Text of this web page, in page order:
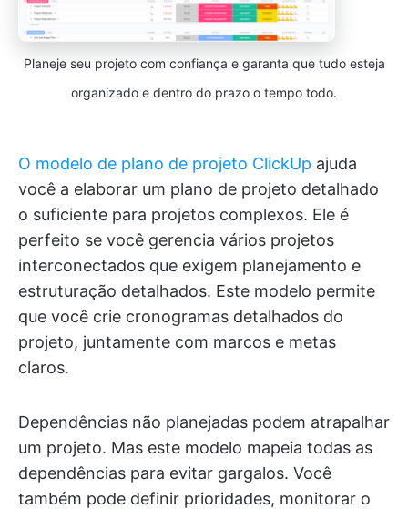
Planeje seu projeto com confiança e garanta que tudo esteja
organizado e dentro do prazo o tempo todo.
O modelo de plano de projeto ClickUp ajuda
você a elaborar um plano de projeto detalhado
o suficiente para projetos complexos. Ele é
perfeito se você gerencia vários projetos
interconectados que exigem planejamento e
estruturação detalhados. Este modelo permite
que você crie cronogramas detalhados do
projeto, juntamente com marcos e metas
claros.
Dependências não planejadas podem atrapalhar
um projeto. Mas este modelo mapeia todas as
dependências para evitar gargalos. Você
também pode definir prioridades, monitorar o